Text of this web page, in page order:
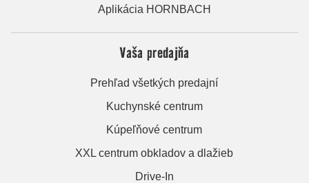
Aplikácia HORNBACH
Vaša predajňa
Prehľad všetkých predajní
Kuchynské centrum
Kúpeľňové centrum
XXL centrum obkladov a dlažieb
Drive-In